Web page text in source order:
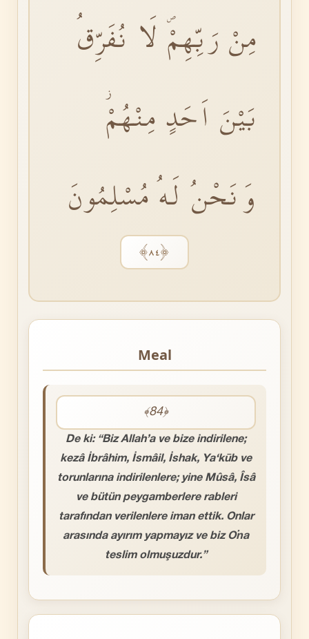
مِنْ رَبِّهِمْۖ لَا نُفَرِّقُ
بَيْنَ اَحَدٍ مِنْهُمْؗ
وَنَحْنُ لَهُ مُسْلِمُونَ
﴿٨٤﴾
Meal
﴾84﴿
De ki: “Biz Allah’a ve bize indirilene;
kezâ İbrâhim, İsmâil, İshak, Ya‘kūb ve
torunlarına indirilenlere; yine Mûsâ, Îsâ
ve bütün peygamberlere rableri
tarafından verilenlere iman ettik. Onlar
arasında ayırım yapmayız ve biz O’na
teslim olmuşuzdur.”